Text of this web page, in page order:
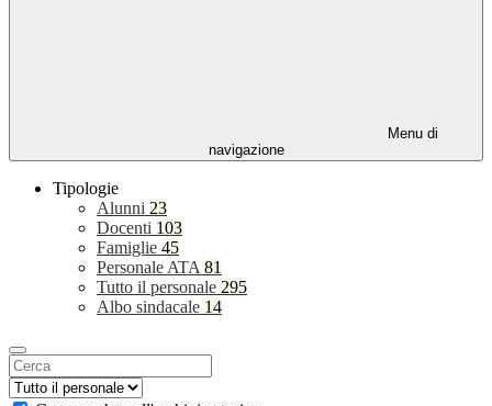
Menu di
navigazione
Tipologie
Alunni 23
Docenti 103
Famiglie 45
Personale ATA 81
Tutto il personale 295
Albo sindacale 14